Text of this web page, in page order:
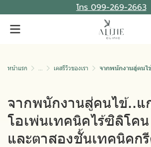
โทร 099-269-2663
หน้าแรก ... เคสรีวิวของเรา จากพนักงานสู่คนไข้..แก้จมูกโอเพ่นเทค
จากพนักงานสู่คนไข้..แ
โอเพ่นเทคนิคไร้ซิลิโค
และตาสองชั้นเทคนิคก